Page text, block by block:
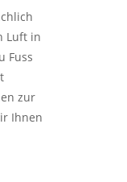
Luft in
Fuss
zur
Ihnen